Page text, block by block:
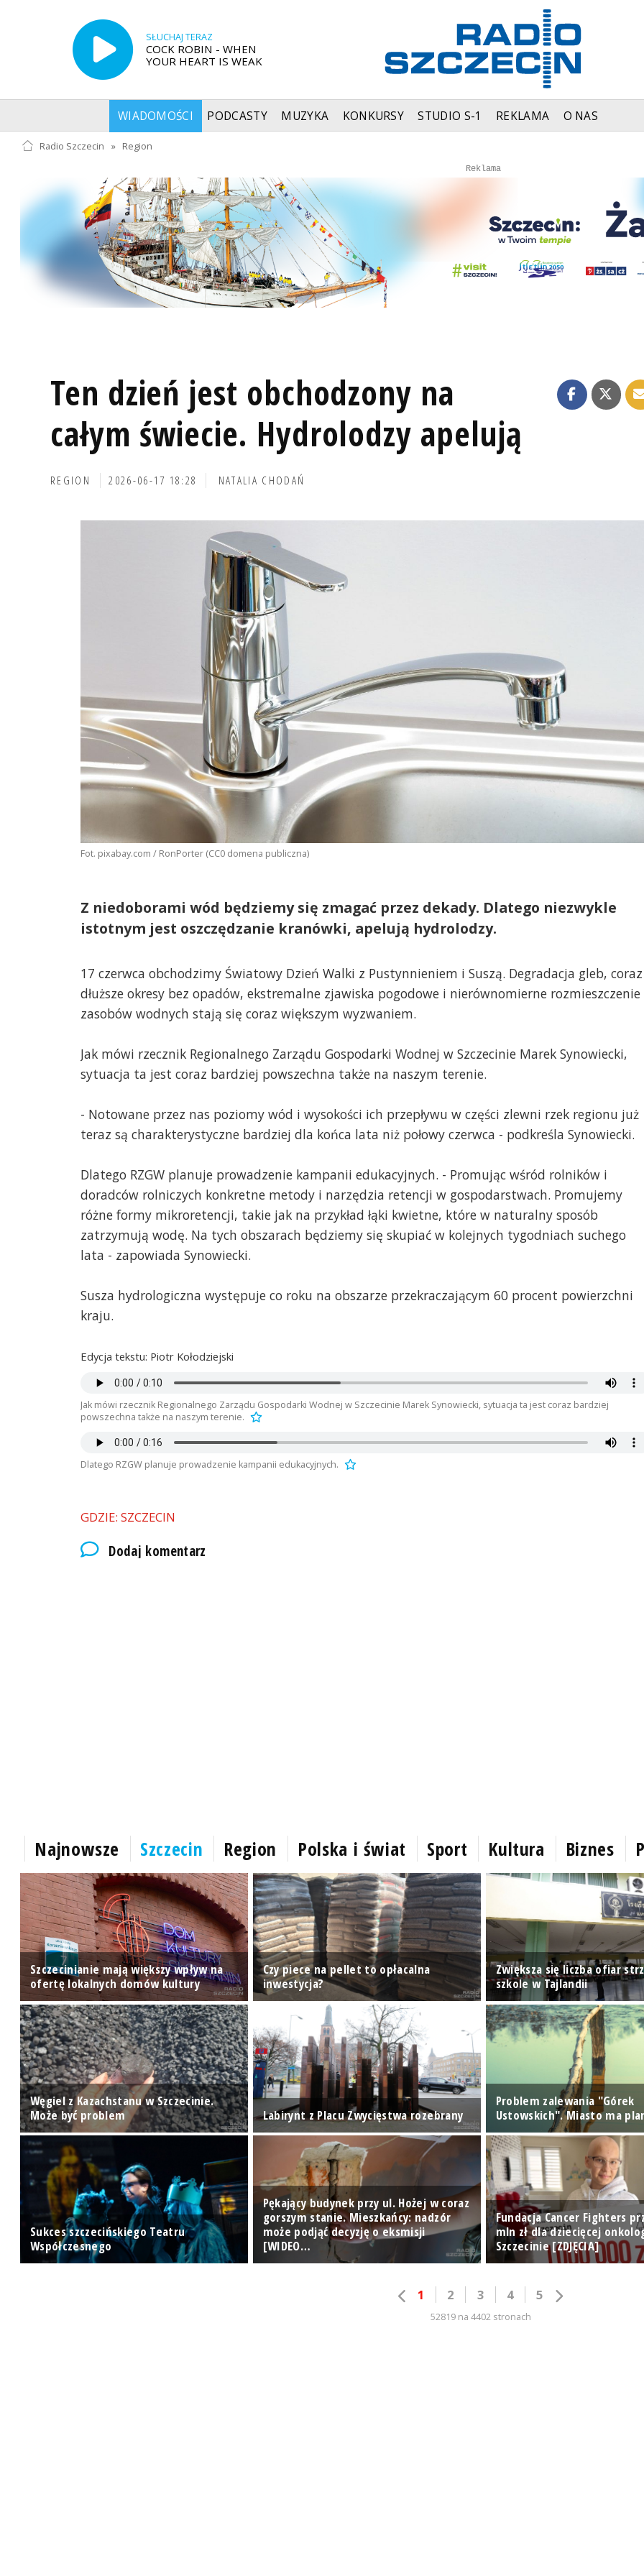
SŁUCHAJ TERAZ
COCK ROBIN - WHEN
YOUR HEART IS WEAK
WIADOMOŚCI PODCASTY MUZYKA KONKURSY STUDIO S-1 REKLAMA O NAS
Radio Szczecin » Region
Reklama
Autopromocja
Autopromocja
Ten dzień jest obchodzony na
całym świecie. Hydrolodzy apelują
REGION 2026-06-17 18:28 NATALIA CHODAŃ
Fot. pixabay.com / RonPorter (CC0 domena publiczna)
Z niedoborami wód będziemy się zmagać przez dekady. Dlatego niezwykle
istotnym jest oszczędzanie kranówki, apelują hydrolodzy.
17 czerwca obchodzimy Światowy Dzień Walki z Pustynnieniem i Suszą. Degradacja gleb, coraz
dłuższe okresy bez opadów, ekstremalne zjawiska pogodowe i nierównomierne rozmieszczenie
zasobów wodnych stają się coraz większym wyzwaniem.
Jak mówi rzecznik Regionalnego Zarządu Gospodarki Wodnej w Szczecinie Marek Synowiecki,
sytuacja ta jest coraz bardziej powszechna także na naszym terenie.
- Notowane przez nas poziomy wód i wysokości ich przepływu w części zlewni rzek regionu już
teraz są charakterystyczne bardziej dla końca lata niż połowy czerwca - podkreśla Synowiecki.
Dlatego RZGW planuje prowadzenie kampanii edukacyjnych. - Promując wśród rolników i
doradców rolniczych konkretne metody i narzędzia retencji w gospodarstwach. Promujemy
różne formy mikroretencji, takie jak na przykład łąki kwietne, które w naturalny sposób
zatrzymują wodę. Na tych obszarach będziemy się skupiać w kolejnych tygodniach suchego
lata - zapowiada Synowiecki.
Susza hydrologiczna występuje co roku na obszarze przekraczającym 60 procent powierzchni
kraju.
Edycja tekstu: Piotr Kołodziejski
Jak mówi rzecznik Regionalnego Zarządu Gospodarki Wodnej w Szczecinie Marek Synowiecki, sytuacja ta jest coraz bardziej
powszechna także na naszym terenie.
Dlatego RZGW planuje prowadzenie kampanii edukacyjnych.
GDZIE: SZCZECIN
Dodaj komentarz
Najnowsze Szczecin Region Polska i świat Sport Kultura Biznes
Szczecinianie mają większy wpływ na
ofertę lokalnych domów kultury
Czy piece na pellet to opłacalna
inwestycja?
Zwiększa się liczba ofiar
szkole w Tajlandii
Węgiel z Kazachstanu w Szczecinie.
Może być problem
Labirynt z Placu Zwycięstwa rozebrany
Problem zalewania "Górek
Ustowskich". Miasto ma
Sukces szczecińskiego Teatru
Współczesnego
Pękający budynek przy ul. Hożej w coraz
gorszym stanie. Mieszkańcy: nadzór
może podjąć decyzję o eksmisji
[WIDEO…
Fundacja Cancer Fighters
mln zł dla dziecięcej
Szczecinie [ZDJĘCIA]
1 2 3 4 5
52819 na 4402 stronach